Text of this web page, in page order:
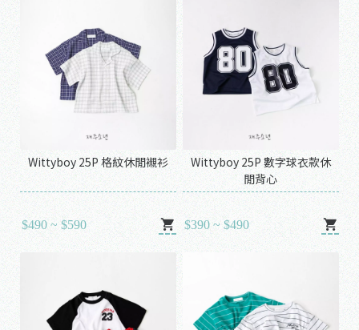
Wittyboy 25P 格紋休閒襯衫
$490 ~ $590
Wittyboy 25P 數字球衣款休
閒背心
$390 ~ $490